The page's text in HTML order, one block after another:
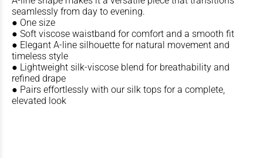
seamlessly from day to evening.
● One size
● Soft viscose waistband for comfort and a smooth fit
● Elegant A-line silhouette for natural movement and
timeless style
● Lightweight silk-viscose blend for breathability and
refined drape
● Pairs effortlessly with our silk tops for a complete,
elevated look